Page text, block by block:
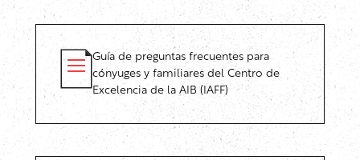
Guía de preguntas frecuentes para
cónyuges y familiares del Centro de
Excelencia de la AIB (IAFF)